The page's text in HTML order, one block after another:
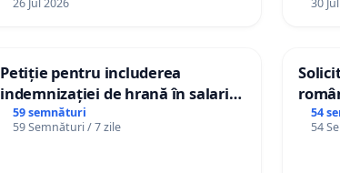
Petiție pentru includerea
indemnizației de hrană în salariul
de bază și protejarea gradațiilor
de vechime pentru asistenții
59 semnături
59 Semnături / 7 zile
54
54